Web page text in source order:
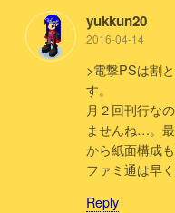
yukkun20
2016-04-14
>電撃PSは割
す。
月２回刊行な
ませんね…。
から紙面構成
ファミ通は早
Reply